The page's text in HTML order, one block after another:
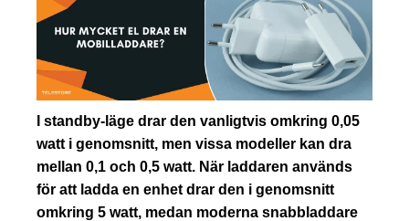
I standby-läge drar den vanligtvis omkring 0,05
watt i genomsnitt, men vissa modeller kan dra
mellan 0,1 och 0,5 watt. När laddaren används
för att ladda en enhet drar den i genomsnitt
omkring 5 watt, medan moderna snabbladdare